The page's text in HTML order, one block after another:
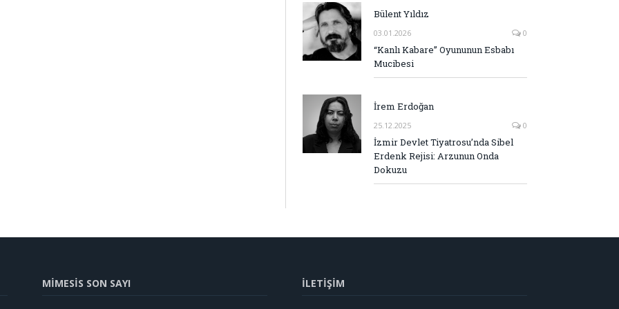
Bülent Yıldız
03.01.2026 0
“Kanlı Kabare” Oyununun Esbabı
Mucibesi
İrem Erdoğan
25.12.2025 0
İzmir Devlet Tiyatrosu’nda Sibel
Erdenk Rejisi: Arzunun Onda
Dokuzu
MİMESİS SON SAYI İLETİŞİM